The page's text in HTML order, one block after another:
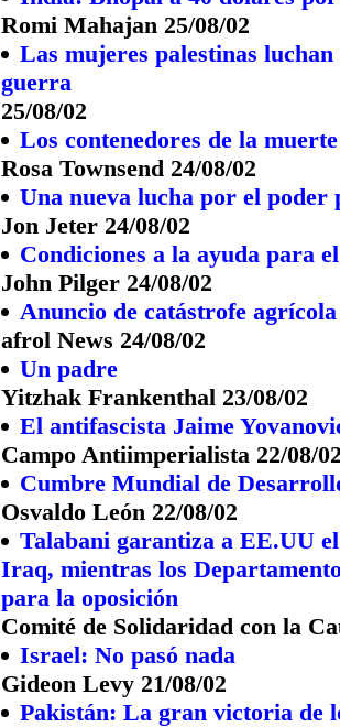
Romi Mahajan 25/08/02
Las mujeres palestinas
guerra
25/08/02
Los contenedores de la muerte
Rosa Townsend 24/08/02
Una nueva lucha por el poder
Jon Jeter 24/08/02
Condiciones a la ayuda para
John Pilger 24/08/02
Anuncio de catástrofe
afrol News 24/08/02
Un padre
Yitzhak Frankenthal 23/08/02
El antifascista Jaime
Campo Antiimperialista 22/08/
Cumbre Mundial de
Osvaldo León 22/08/02
Talabani garantiza a EE.UU
Iraq, mientras los
para la oposición
Comité de Solidaridad con la
Israel: No pasó nada
Gideon Levy 21/08/02
Pakistán: La gran victoria de